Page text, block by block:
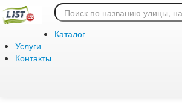
Каталог
Услуги
Контакты
Ошибка 404: